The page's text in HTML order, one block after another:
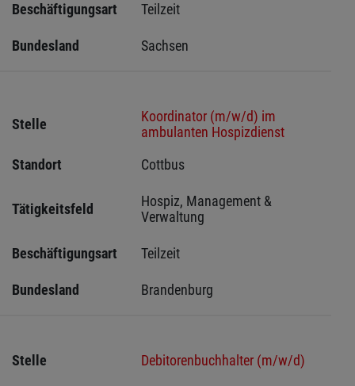
Beschäftigungsart Teilzeit
Bundesland Sachsen
Stelle
Koordinator (m/w/d) im
ambulanten Hospizdienst
Standort
Cottbus
Tätigkeitsfeld
Hospiz, Management &
Verwaltung
Beschäftigungsart Teilzeit
Bundesland Brandenburg
Stelle
Debitorenbuchhalter (m/w/d)